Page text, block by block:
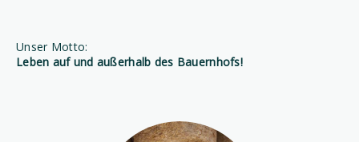
Unser Motto:
Leben auf und außerhalb des Bauernhofs!